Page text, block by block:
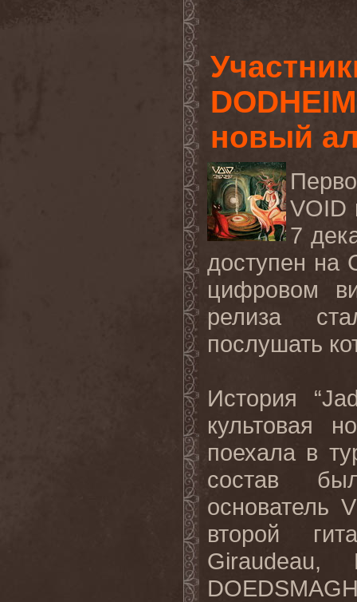
новый
VOID
7
доступен на
цифровом
релиза
послушать
История
культовая
поехала в
состав
основатель
второй
Giraudeau,